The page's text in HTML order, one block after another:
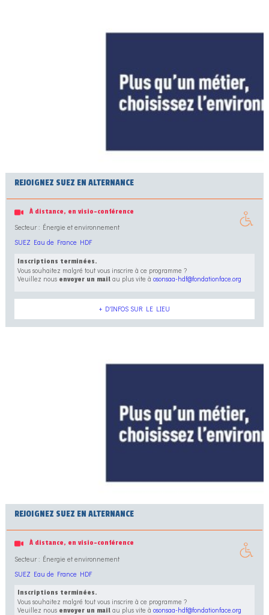
REJOIGNEZ SUEZ EN ALTERNANCE
À distance, en visio-conférence
Secteur : Énergie et environnement
SUEZ Eau de France HDF
Inscriptions terminées.
Vous souhaitez malgré tout vous inscrire à ce programme ?
Veuillez nous envoyer un mailau plus vite à osonsaa-hdf@fondationface.org
+ D'INFOS SUR LE LIEU
REJOIGNEZ SUEZ EN ALTERNANCE
À distance, en visio-conférence
Secteur : Énergie et environnement
SUEZ Eau de France HDF
Inscriptions terminées.
Vous souhaitez malgré tout vous inscrire à ce programme ?
Veuillez nous envoyer un mailau plus vite à osonsaa-hdf@fondationface.org